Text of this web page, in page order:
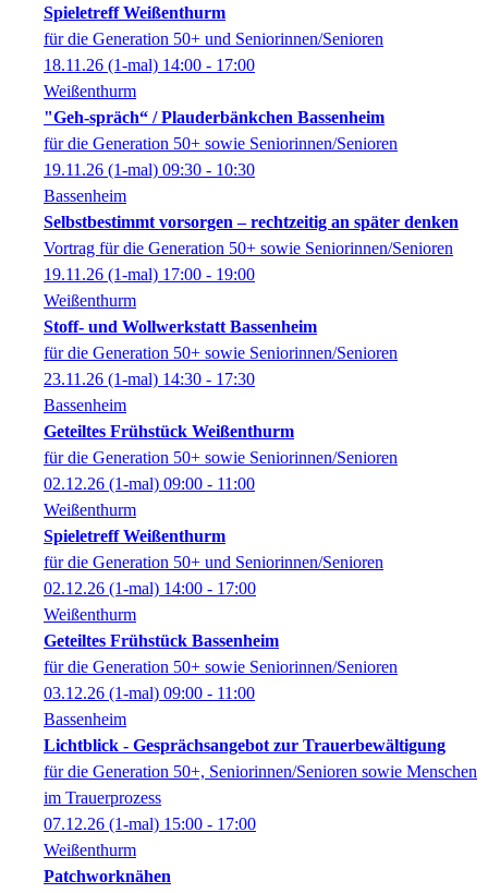
Spieletreff Weißenthurm
für die Generation 50+ und Seniorinnen/Senioren
18.11.26 (1-mal) 14:00 - 17:00
Weißenthurm
"Geh-spräch“ / Plauderbänkchen Bassenheim
für die Generation 50+ sowie Seniorinnen/Senioren
19.11.26 (1-mal) 09:30 - 10:30
Bassenheim
Selbstbestimmt vorsorgen – rechtzeitig an später denken
Vortrag für die Generation 50+ sowie Seniorinnen/Senioren
19.11.26 (1-mal) 17:00 - 19:00
Weißenthurm
Stoff- und Wollwerkstatt Bassenheim
für die Generation 50+ sowie Seniorinnen/Senioren
23.11.26 (1-mal) 14:30 - 17:30
Bassenheim
Geteiltes Frühstück Weißenthurm
für die Generation 50+ sowie Seniorinnen/Senioren
02.12.26 (1-mal) 09:00 - 11:00
Weißenthurm
Spieletreff Weißenthurm
für die Generation 50+ und Seniorinnen/Senioren
02.12.26 (1-mal) 14:00 - 17:00
Weißenthurm
Geteiltes Frühstück Bassenheim
für die Generation 50+ sowie Seniorinnen/Senioren
03.12.26 (1-mal) 09:00 - 11:00
Bassenheim
Lichtblick - Gesprächsangebot zur Trauerbewältigung
für die Generation 50+, Seniorinnen/Senioren sowie Menschen
im Trauerprozess
07.12.26 (1-mal) 15:00 - 17:00
Weißenthurm
Patchworknähen